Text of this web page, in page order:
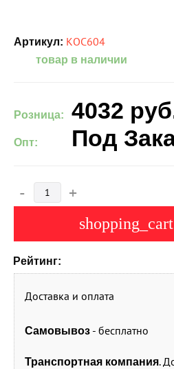
Артикул: КОС604
товар в наличии
Розница: 4032
Опт: Под
- +
shopping_cart
Рейтинг:
Доставка и оплата
Самовывоз - бесплатно
Транспортная компания.